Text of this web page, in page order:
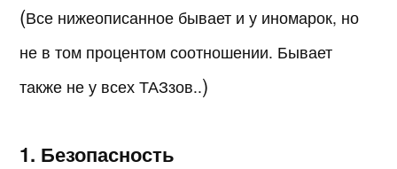
(Все нижеописанное бывает и у иномарок, но
не в том процентом соотношении. Бывает
также не у всех ТАЗзов..)
1. Безопасность